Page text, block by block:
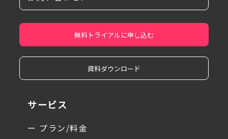
無料トライアルに申し込む
資料ダウンロード
サービス
ー プラン/料金